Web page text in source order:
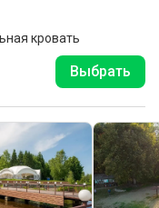
кровать
Выбрать